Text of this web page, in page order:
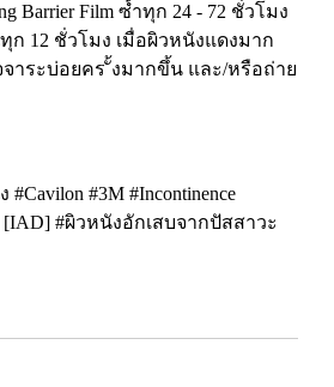
Barrier Film ซ้ำทุก 24 - 72 ชั่วโมง
ก 12 ชั่วโมง เมื่อผิวหนังแดงมาก
าระบ่อยคร ั้งมากขึ้น และ/หรือถ่าย
#3M #Incontinence
[IAD] #ผิวหนังอักเสบจากปัสสาวะ